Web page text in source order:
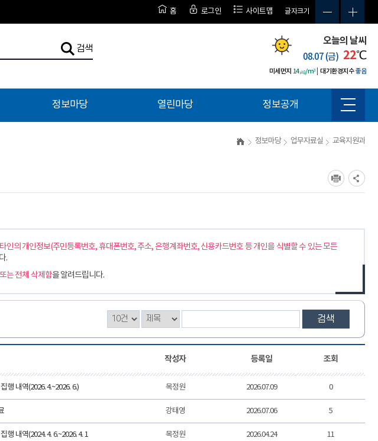
글자크기
홈 로그인 사이트맵
오늘의 날씨
08.07 (금) 22℃
미세먼지 14㎍/m³ 대기환경지수좋음
검색
사
이
정보마당 열린마당 정보공개
정보마당 업무자료실 교육지원과
인의 개인정보(주민등록번호, 휴대폰번호, 주소, 은행계좌번호, 신용카드번호 등 개인을 식별할 수 있는 모든
.
는 전체 삭제함을 알려드립니다.
검색
작성자 등록일 조회
행 내역(2026. 4.~2026. 6.) 목정원 2026.07.09 0
강태영 2026.07.06 5
행 내역(2024. 4. 6.~2026. 4. 1
목정원 2026.04.24 11